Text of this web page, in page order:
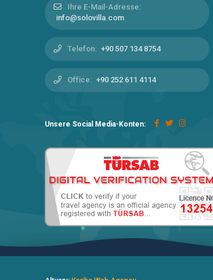
Ihre E-Mail-Adresse:
info@solovilla.com
Telefon: +90 507 134 8754
Office: +90 252 611 4114
Unsere Social Media-Konten: